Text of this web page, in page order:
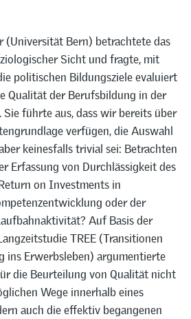
(Universität Bern) betrachtete das
Sicht und fragte, mit
politischen Bildungsziele evaluiert
Qualität der Berufsbildung in der
führte aus, dass wir bereits über
verfügen, die Auswahl
keinesfalls trivial sei: Betrachten
Erfassung von Durchlässigkeit des
on Investments in
oder der
Auf Basis der
TREE (Transitionen
ins Erwerbsleben) argumentierte
die Beurteilung von Qualität nicht
Wege innerhalb eines
auch die effektiv begangenen